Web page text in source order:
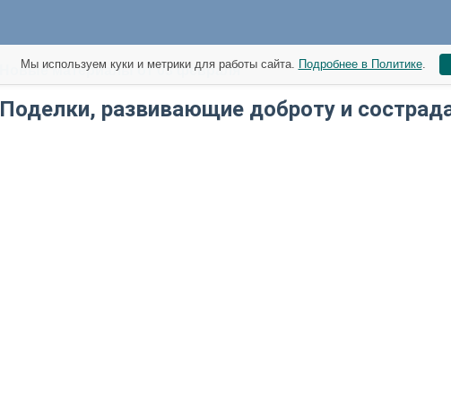
Новые материалы от 03 февраля
Поделки, развивающие доброту и
Мы используем куки и метрики для работы сайта. Подробнее в Политике.